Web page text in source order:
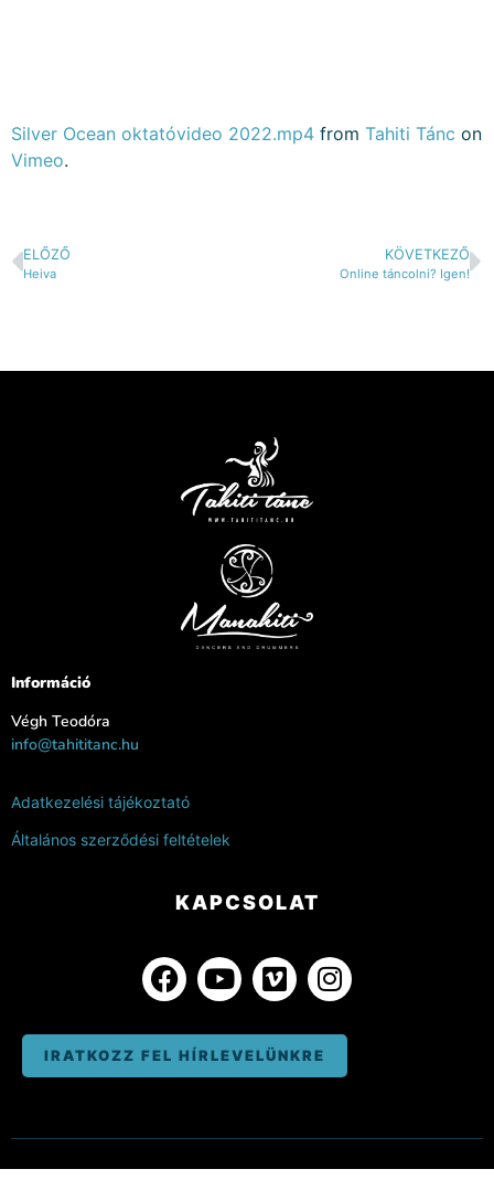
Silver Ocean oktatóvideo 2022.mp4 from Tahiti Tánc on
Vimeo.
ELŐZŐ
Heiva
KÖVETKEZŐ
Online táncolni? Igen!
Információ
Végh Teodóra
info@tahititanc.hu
Adatkezelési tájékoztató
Általános szerződési feltételek
KAPCSOLAT
IRATKOZZ FEL HÍRLEVELÜNKRE
DESIGNED BYWHITESAND.HU